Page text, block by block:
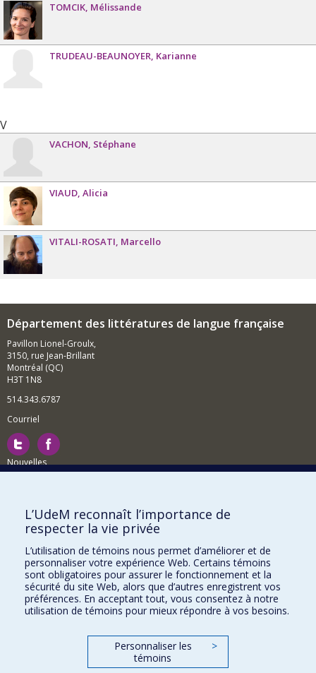
TOMCIK Mélissande
TRUDEAU-BEAUNOYER Karianne
V
VACHON Stéphane
VIAUD Alicia
VITALI-ROSATI Marcello
Département des littératures de langue française
Pavillon Lionel-Groulx,
3150, rue Jean-Brillant
Montréal (QC)
H3T 1N8
514.343.6787
Courriel
Nouvelles
Comment soutenir le Département?
BESOIN D'AIDE?
Plan du site
Signaler une erreur
Accessibilité
FACULTÉ DES ARTS ET DES SCIENCES
Nos départements et écoles
L’UdeM reconnaît l’importance de
respecter la vie privée
L’utilisation de témoins nous permet d’améliorer et de
personnaliser votre expérience Web. Certains témoins
sont obligatoires pour assurer le fonctionnement et la
sécurité du site Web, alors que d’autres enregistrent vos
préférences. En acceptant tout, vous consentez à notre
utilisation de témoins pour mieux répondre à vos besoins.
Personnaliser les
témoins
>